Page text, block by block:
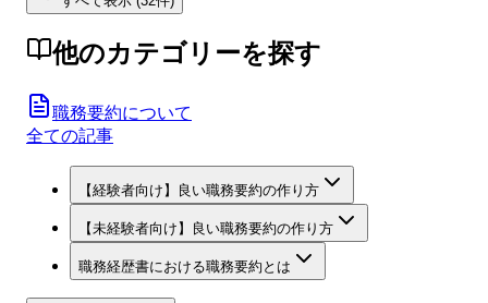
他のカテゴリーを探す
職務要約について
全ての記事
【経験者向け】良い職務要約の作り方
【未経験者向け】良い職務要約の作り方
職務経歴書における職務要約とは